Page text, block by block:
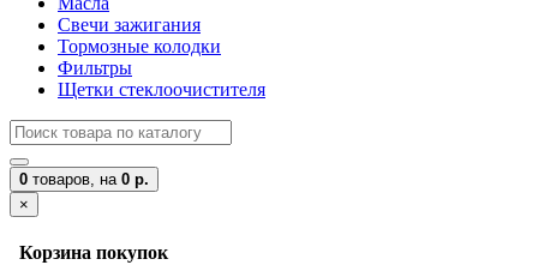
Свечи зажигания
Тормозные колодки
Фильтры
Щетки стеклоочистителя
0 товаров, на 0 р.
×
Корзина покупок